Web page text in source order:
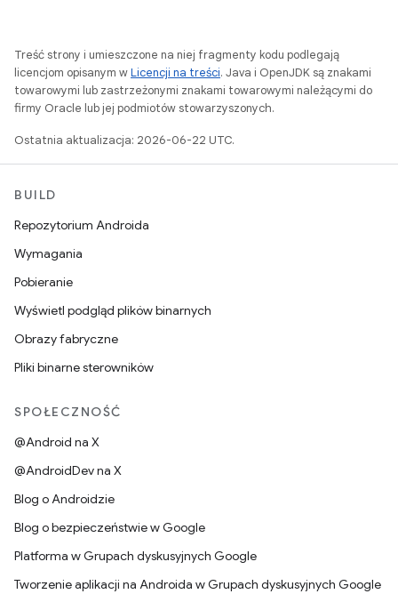
Treść strony i umieszczone na niej fragmenty kodu podlegają
licencjom opisanym wLicencji na treści. Java i OpenJDK są znakami
towarowymi lub zastrzeżonymi znakami towarowymi należącymi do
firmy Oracle lub jej podmiotów stowarzyszonych.
Ostatnia aktualizacja: 2026-06-22 UTC.
BUILD
Repozytorium Androida
Wymagania
Pobieranie
Wyświetl podgląd plików binarnych
Obrazy fabryczne
Pliki binarne sterowników
SPOŁECZNOŚĆ
@Android na X
@AndroidDev na X
Blog o Androidzie
Blog o bezpieczeństwie w Google
Platforma w Grupach dyskusyjnych Google
Tworzenie aplikacji na Androida w Grupach dyskusyjnych Google